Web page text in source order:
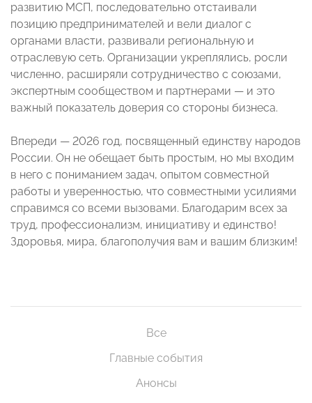
развитию МСП, последовательно отстаивали
позицию предпринимателей и вели диалог с
органами власти, развивали региональную и
отраслевую сеть. Организации укреплялись, росли
численно, расширяли сотрудничество с союзами,
экспертным сообществом и партнерами — и это
важный показатель доверия со стороны бизнеса.
Впереди — 2026 год, посвященный единству народов
России. Он не обещает быть простым, но мы входим
в него с пониманием задач, опытом совместной
работы и уверенностью, что совместными усилиями
справимся со всеми вызовами. Благодарим всех за
труд, профессионализм, инициативу и единство!
Здоровья, мира, благополучия вам и вашим близким!
Все
Главные события
Анонсы